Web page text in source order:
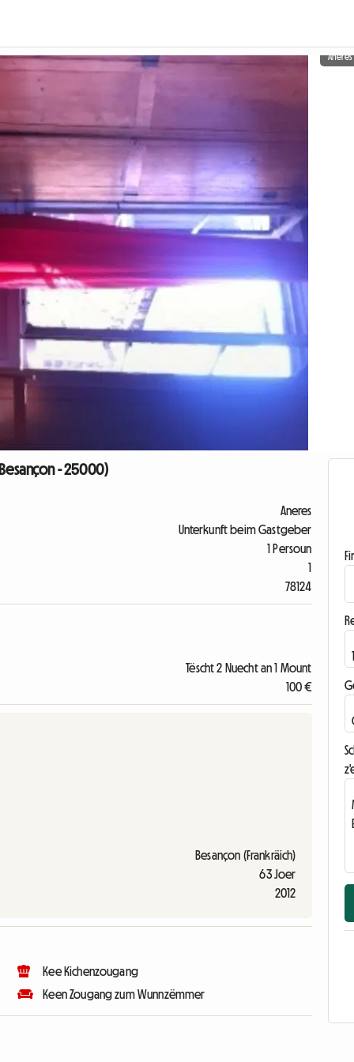
Aneres
- 25000)
Aneres
Unterkunft beim Gastgeber
1 Persoun
1
78124
Tëscht 2 Nuecht an 1 Mount
100 €
Besançon (Frankräich)
63 Joer
2012
Kee Kichenzougang
Keen Zougang zum Wunnzëmmer